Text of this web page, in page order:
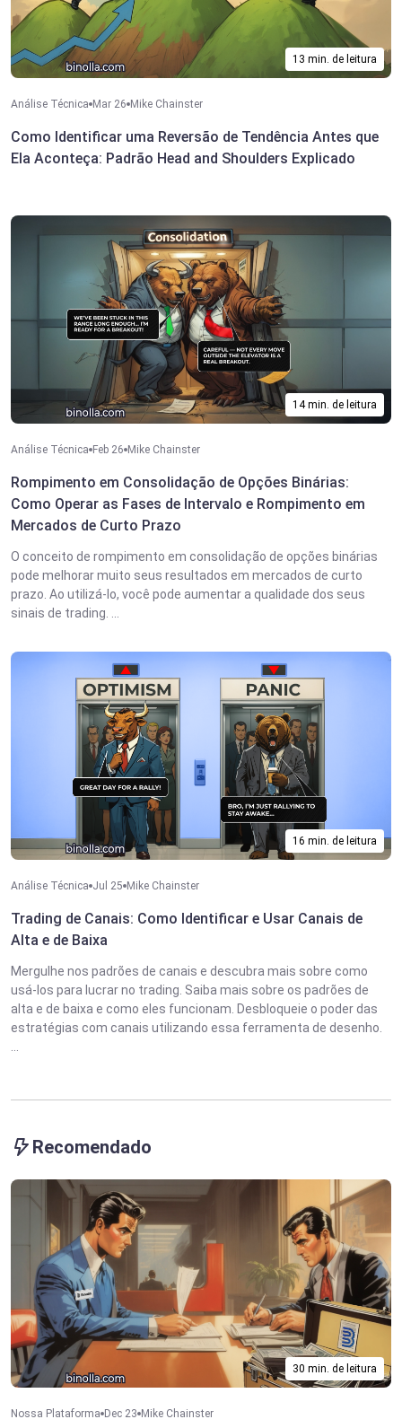
13 min. de leitura
Análise Técnica Mar 26 Mike Chainster
Como Identificar uma Reversão de Tendência Antes que
Ela Aconteça: Padrão Head and Shoulders Explicado
14 min. de leitura
Análise Técnica Feb 26 Mike Chainster
Rompimento em Consolidação de Opções Binárias:
Como Operar as Fases de Intervalo e Rompimento em
Mercados de Curto Prazo
O conceito de rompimento em consolidação de opções binárias
pode melhorar muito seus resultados em mercados de curto
prazo. Ao utilizá-lo, você pode aumentar a qualidade dos seus
sinais de trading. ...
16 min. de leitura
Análise Técnica Jul 25 Mike Chainster
Trading de Canais: Como Identificar e Usar Canais de
Alta e de Baixa
Mergulhe nos padrões de canais e descubra mais sobre como
usá-los para lucrar no trading. Saiba mais sobre os padrões de
alta e de baixa e como eles funcionam. Desbloqueie o poder das
estratégias com canais utilizando essa ferramenta de desenho.
Recomendado
30 min. de leitura
Nossa Plataforma Dec 23 Mike Chainster